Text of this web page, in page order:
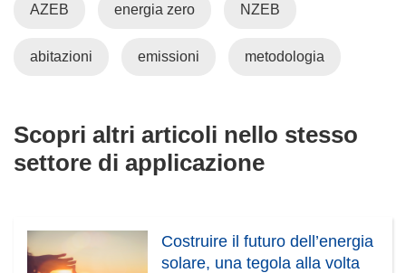
AZEB energia zero NZEB
abitazioni emissioni metodologia
Scopri altri articoli nello stesso
settore di applicazione
Costruire il futuro dell’energia
solare, una tegola alla volta